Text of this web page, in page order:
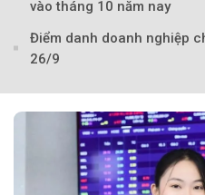
vào tháng 10 năm nay
Điểm danh doanh nghiệp
26/9